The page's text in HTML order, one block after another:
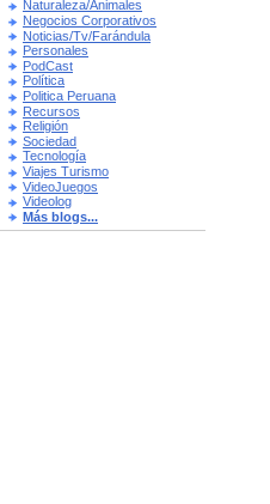
Naturaleza/Animales
Negocios Corporativos
Noticias/Tv/Farándula
Personales
PodCast
Política
Politica Peruana
Recursos
Religión
Sociedad
Tecnología
Viajes Turismo
VideoJuegos
Videolog
Más blogs...